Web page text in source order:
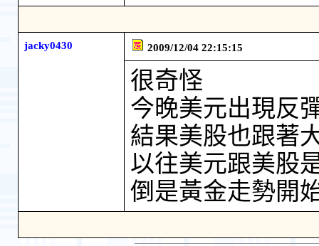
jacky0430 2009/12/04 22:15:15
很奇怪
今晚美元出現反
結果美股也跟著
以往美元跟美股
倒是黃金走勢開